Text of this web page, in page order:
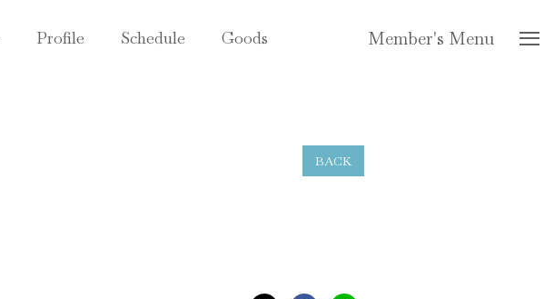
Member's Menu
Profile Schedule Goods
BACK